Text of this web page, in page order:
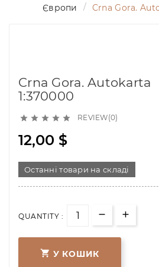
Європи
Crna Gora.
Crna Gora. Autokarta
1:370000
     REVIEW(0)
12,00 $
Останні товари на складі
QUANTITY :
 У КОШИК